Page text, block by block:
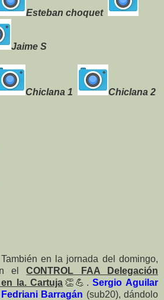
Esteban choquet
Jaime S
Chiclana 1 Chiclana 2
en la jornada del domingo,
elCONTROL FAA Delegación
la. Cartuja 👏 💪 .Sergio Aguilar
Barragán (sub20), dándolo